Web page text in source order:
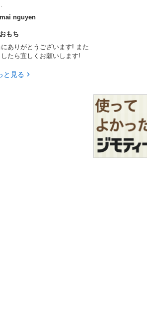
mai nguyen
おもち
ありがとうございます! また
たら宜しくお願いします!
と見る